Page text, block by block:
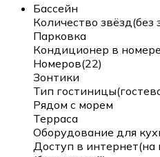
Бассейн
Количество звёзд(без
Парковка
Кондиционер в номере
Номеров(22)
Зонтики
Тип
Рядом с морем
Терраса
Оборудование для
Доступ в интернет(на